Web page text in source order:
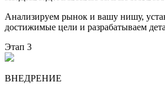
Анализируем рынок и вашу нишу,
достижимые цели и разрабатываем
Этап 3
ВНЕДРЕНИЕ